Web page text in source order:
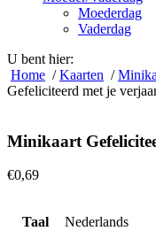
Moederdag
Vaderdag
U bent hier:
Home /Kaarten /
Gefeliciteerd met je
Minikaart
€0,69
Taal Nederlands